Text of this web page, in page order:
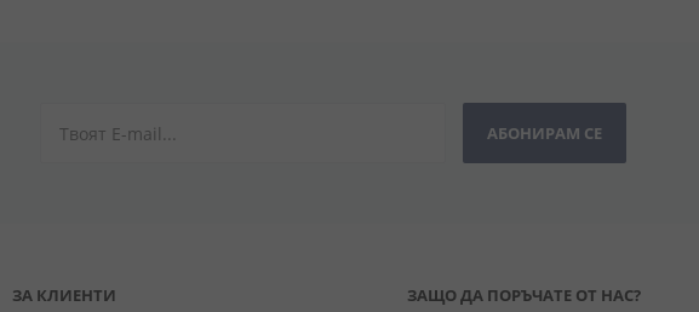
АБОНИРАМ СЕ
ЗА КЛИЕНТИ ЗАЩО ДА ПОРЪЧАТЕ ОТ НАС?